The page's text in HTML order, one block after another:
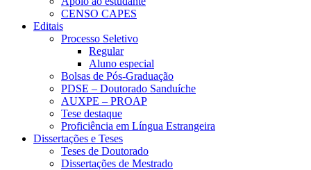
CENSO CAPES
Editais
Processo Seletivo
Regular
Aluno especial
Bolsas de Pós-Graduação
PDSE – Doutorado Sanduíche
AUXPE – PROAP
Tese destaque
Proficiência em Língua Estrangeira
Dissertações e Teses
Teses de Doutorado
Dissertações de Mestrado